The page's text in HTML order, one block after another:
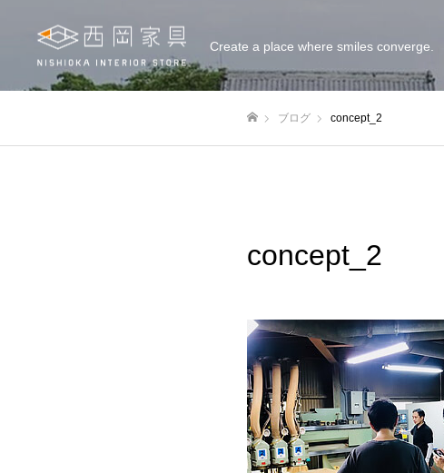
Create a place where smiles converge.
ブログ concept_2
concept_2